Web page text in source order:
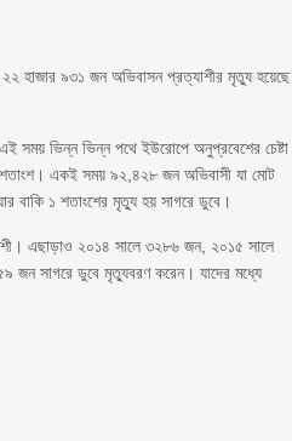
হাজার ৯৩১ জন অভিবাসন প্রত্যাশীর মৃত্যু হয়েছে
সময় ভিন্ন ভিন্ন পথে ইউরোপে অনুপ্রবেশের চেষ্টা
শতাংশ। একই সময় ৯২,৪২৮ জন অভিবাসী যা মোট
বাকি ১ শতাংশের মৃত্যু হয় সাগরে ডুবে।
এছাড়াও ২০১৪ সালে ৩২৮৬ জন, ২০১৫ সালে
সাগরে ডুবে মৃত্যুবরণ করেন। যাদের মধ্যে